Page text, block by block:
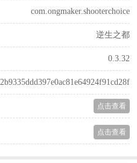
com.ongmaker.shooterchoice
逆生之都
0.3.32
2b9335ddd397e0ac81e64924f91cd28f
点击查看
点击查看